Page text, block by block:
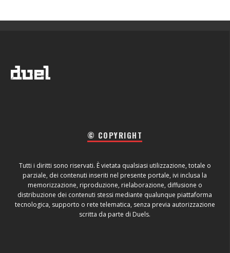
© COPYRIGHT
Tutti i diritti sono riservati. È vietata qualsiasi utilizzazione, totale o
parziale, dei contenuti inseriti nel presente portale, ivi inclusa la
memorizzazione, riproduzione, rielaborazione, diffusione o
distribuzione dei contenuti stessi mediante qualunque piattaforma
tecnologica, supporto o rete telematica, senza previa autorizzazione
scritta da parte di Duels.